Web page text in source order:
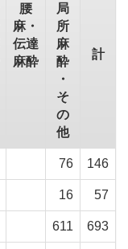
計
腰
麻・
伝達
麻酔
局
所
麻
酔
・
そ
の
他
76 146
16 57
611 693